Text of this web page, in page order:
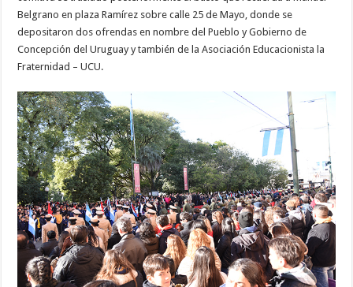
Belgrano en plaza Ramírez sobre calle 25 de Mayo, donde se
depositaron dos ofrendas en nombre del Pueblo y Gobierno de
Concepción del Uruguay y también de la Asociación Educacionista la
Fraternidad – UCU.